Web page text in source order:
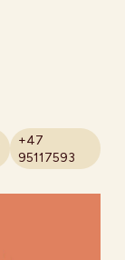
+47
95117593